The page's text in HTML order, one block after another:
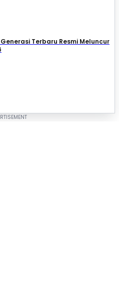
Generasi Terbaru Resmi Meluncur